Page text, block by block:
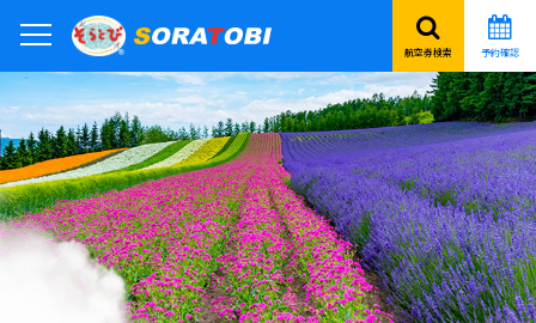
航空券検索 予約確認